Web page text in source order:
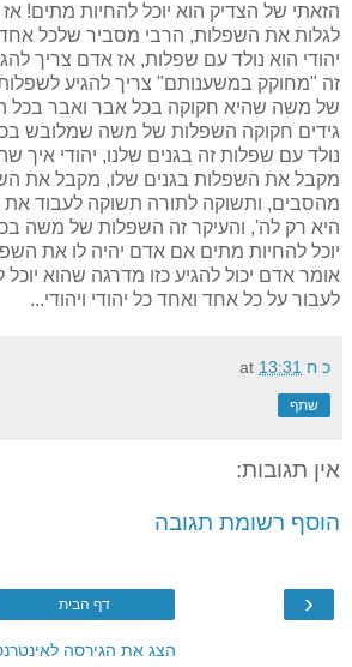
הזאתי של הצדיק הוא יוכל להחיות מתים!
לגלות את השפלות, הרבי מסביר שלכל
יהודי הוא נולד עם שפלות, אז אדם צריך
זה "מחוקק במשענותם" צריך להגיע
של משה שהיא חקוקה בכל אבר ואבר בכל
גידים חקוקה השפלות של משה שמלובש
נולד עם שפלות זה בגנים שלנו, יהודי איך
מקבל את השפלות בגנים שלו, מקבל את
מהסבים, ותשוקה לתורה תשוקה לעבוד
היא רק לה', והעיקר זה השפלות של משה
יוכל להחיות מתים אם אדם יהיה לו את
אומר אדם יכול להגיע כזו מדרגה שהוא יוכל
לעבור על כל אחד ואחד כל יהודי ויהודי...
כ ח at 13:31
שתף
אין תגובות:
הוסף רשומת תגובה
‹ דף הבית
הצג את הגירסה